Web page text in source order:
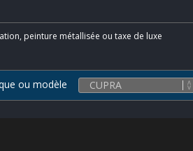
peinture métallisée ou taxe de luxe
ou modèle